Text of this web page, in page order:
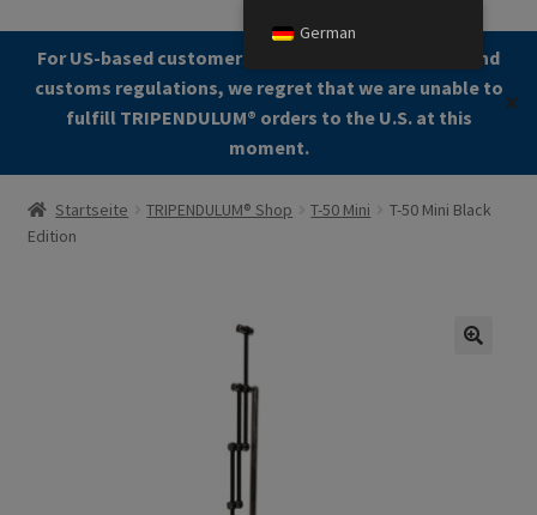
For US-based customers: Due to current shipping and
customs regulations, we regret that we are unable to
fulfill TRIPENDULUM®️ orders to the U.S. at this
moment.
✕
Menü
Start
About
Startseite TRIPENDULUM® Shop T-50 Mini
T-50 Mini Black
Edition
German